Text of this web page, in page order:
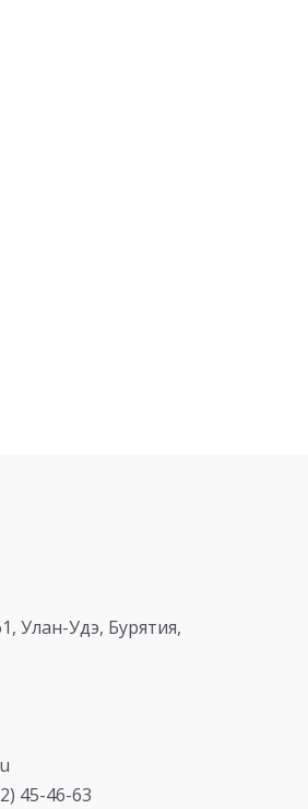
Улан-Удэ, Бурятия,
45-46-63